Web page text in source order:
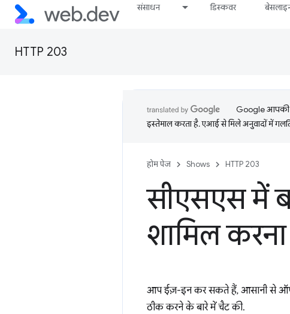
संसाधन डिस्कवर
HTTP 203
Google आपकी
इस्तेमाल करता है. एआई से मिले अनुवादों में
होम पेज Shows HTTP 203
सीएसएस में
शामिल करना
आप ईज़-इन कर सकते हैं, आसानी से
ठीक करने के बारे में चैट की.